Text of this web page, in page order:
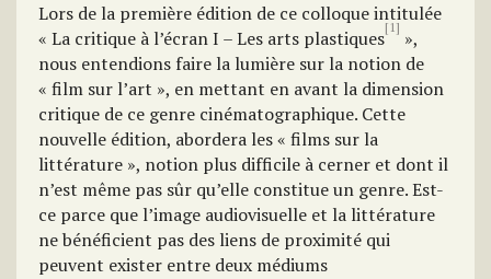
Lors de la première édition de ce colloque intitulée
« La critique à l’écran I – Les arts plastiques[1] »,
nous entendions faire la lumière sur la notion de
« film sur l’art », en mettant en avant la dimension
critique de ce genre cinématographique. Cette
nouvelle édition, abordera les « films sur la
littérature », notion plus difficile à cerner et dont il
n’est même pas sûr qu’elle constitue un genre. Est-
ce parce que l’image audiovisuelle et la littérature
ne bénéficient pas des liens de proximité qui
peuvent exister entre deux médiums